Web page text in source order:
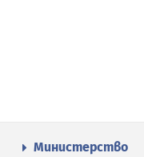
Министерство